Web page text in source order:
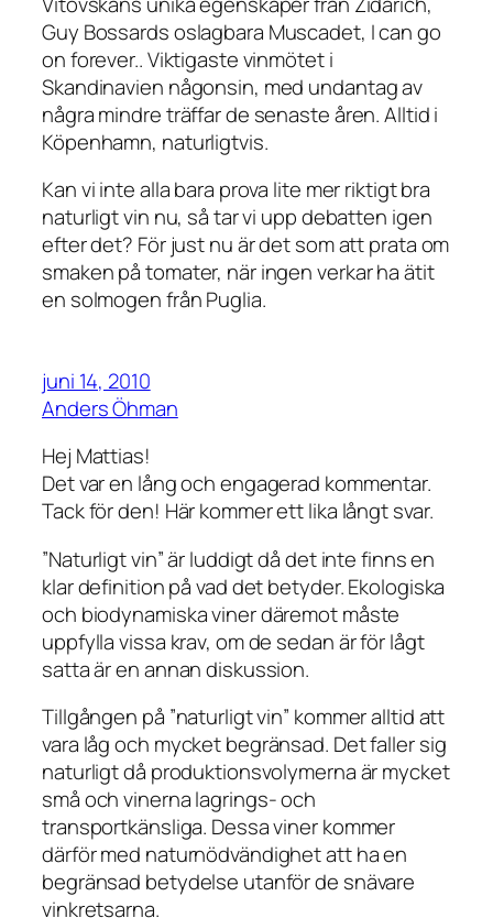
Guy Bossards oslagbara Muscadet, I can go
on forever.. Viktigaste vinmötet i
Skandinavien någonsin, med undantag av
några mindre träffar de senaste åren. Alltid i
Köpenhamn, naturligtvis.
Kan vi inte alla bara prova lite mer riktigt bra
naturligt vin nu, så tar vi upp debatten igen
efter det? För just nu är det som att prata om
smaken på tomater, när ingen verkar ha ätit
en solmogen från Puglia.
juni 14, 2010
Anders Öhman
Hej Mattias!
Det var en lång och engagerad kommentar.
Tack för den! Här kommer ett lika långt svar.
”Naturligt vin” är luddigt då det inte finns en
klar definition på vad det betyder. Ekologiska
och biodynamiska viner däremot måste
uppfylla vissa krav, om de sedan är för lågt
satta är en annan diskussion.
Tillgången på ”naturligt vin” kommer alltid att
vara låg och mycket begränsad. Det faller sig
naturligt då produktionsvolymerna är mycket
små och vinerna lagrings- och
transportkänsliga. Dessa viner kommer
därför med naturnödvändighet att ha en
begränsad betydelse utanför de snävare
vinkretsarna.